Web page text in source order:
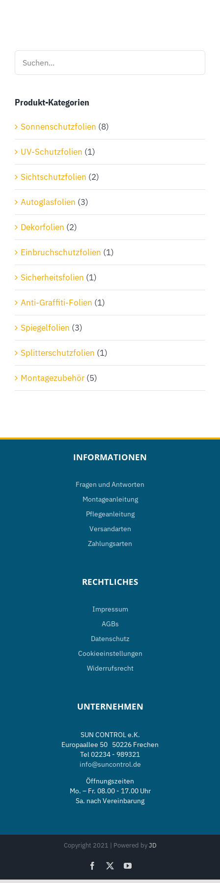
Die
können
Produktseite
gewählt
werden
Produkt-Kategorien
Sonnenschutzfolien (8)
UV-Schutzfolien (1)
Sichtschutzfolien (2)
Autoglasfolien (3)
Dekorfolien (2)
Einbruchschutzfolien (1)
Sicherheitsfolien (1)
Anti-Graffiti-Folien (1)
Spiegelfolien (3)
Splitterschutzfolien (1)
Montagezubehör (5)
INFORMATIONEN
Fragen und Antworten
Montageanleitung
Pflegeanleitung
Versandarten
Zahlungsarten
RECHTLICHES
Impressum
AGBs
Datenschutz
Cookieeinstellungen
Widerrufsrecht
UNTERNEHMEN
SUN CONTROL e.K.
Europaallee 50 50226 Frechen
Tel 02234 - 989321
info@suncontrol.de
Öffnungszeiten
Mo. – Fr. 08.00 - 17.00 Uhr
Sa. nach Vereinbarung
Copyright 2021 | Powered byJD
Facebook YouTube